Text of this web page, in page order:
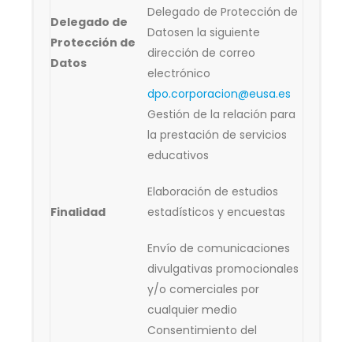
Delegado de
Protección de
Datos
Delegado de Protección de
Datosen la siguiente
dirección de correo
electrónico
dpo.corporacion@eusa.es
Finalidad
Gestión de la relación para
la prestación de servicios
educativos
Elaboración de estudios
estadísticos y encuestas
Envío de comunicaciones
divulgativas promocionales
y/o comerciales por
cualquier medio
Consentimiento del